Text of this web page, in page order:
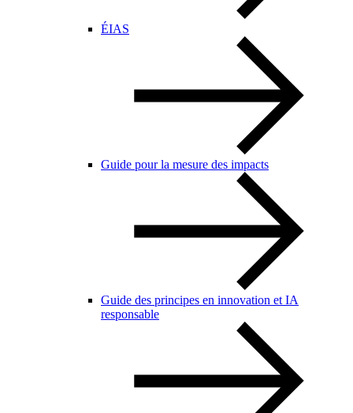
ÉIAS
Guide pour la mesure des impacts
Guide des principes en innovation et IA
responsable